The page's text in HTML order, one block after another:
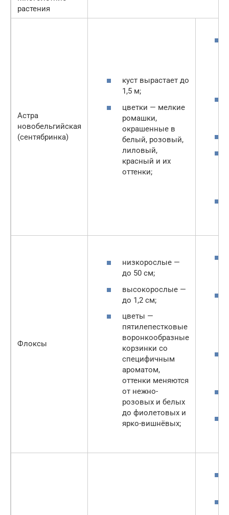
растения
Астра
новобельгийская
(сентябринка)
куст вырастает до
1,5 м;
цветки — мелкие
ромашки,
окрашенные в
белый, розовый,
лиловый,
красный и их
оттенки;
Флоксы
низкорослые —
до 50 см;
высокорослые —
до 1,2 см;
цветы —
пятилепестковые
воронкообразные
корзинки со
специфичным
ароматом,
оттенки меняются
от нежно-
розовых и белых
до фиолетовых и
ярко-вишнёвых;